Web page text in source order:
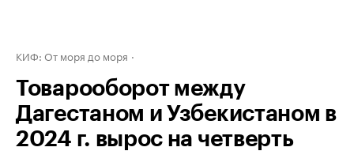
КИФ: От моря до моря
Товарооборот между
Дагестаном и Узбекистаном в
2024 г. вырос на четверть